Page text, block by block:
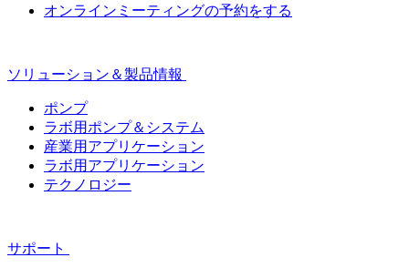
オンラインミーティングの予約をする
ソリューション＆製品情報
ポンプ
ラボ用ポンプ＆システム
産業用アプリケーション
ラボ用アプリケーション
テクノロジー
サポート